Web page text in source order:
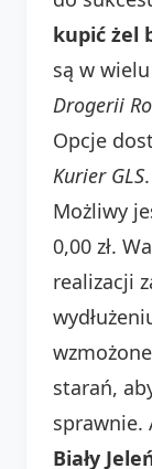
kupić żel
są w
Drogerii
Opcje
Kurier GLS
Możliwy
0,00 zł.
realizacji
starań,
sprawnie.
Biały